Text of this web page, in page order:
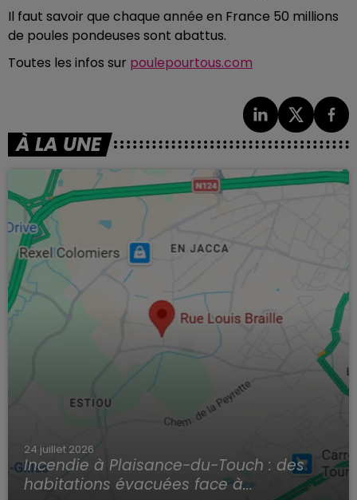
Il faut savoir que chaque année en France 50 millions
de poules pondeuses sont abattus.
Toutes les infos sur poulepourtous.com
À LA UNE
24 juillet 2026
Incendie à Plaisance-du-Touch : des
habitations évacuées face à...